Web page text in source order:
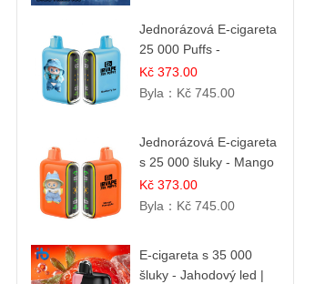
Jednorázová E-cigareta
25 000 Puffs -
Jahodová Zmrzlina |
Krémová sladká příchuť
Kč 373.00
Byla： Kč 745.00
Jednorázová E-cigareta
s 25 000 šluky - Mango
& Ananas | Exotická
ovocná směs
Kč 373.00
Byla： Kč 745.00
E-cigareta s 35 000
šluky - Jahodový led |